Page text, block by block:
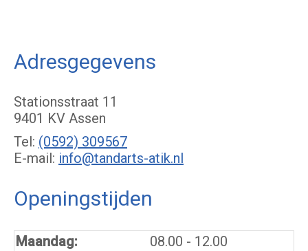
Adresgegevens
Stationsstraat 11
9401 KV Assen
Tel: (0592) 309567
E-mail: info@tandarts-atik.nl
Openingstijden
Maandag: 08.00 tot
- 12.00